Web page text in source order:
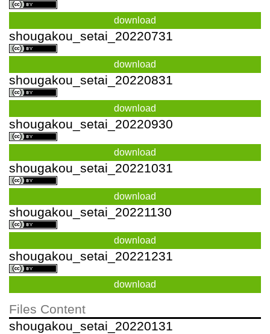
download
shougakou_setai_20220731
download
shougakou_setai_20220831
download
shougakou_setai_20220930
download
shougakou_setai_20221031
download
shougakou_setai_20221130
download
shougakou_setai_20221231
download
Files Content
shougakou_setai_20220131